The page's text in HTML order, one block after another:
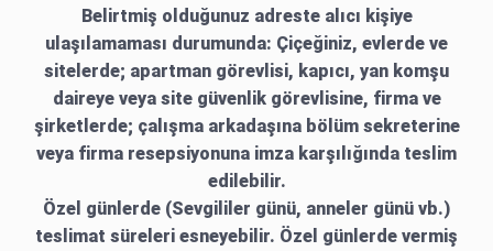
Belirtmiş olduğunuz adreste alıcı kişiye
ulaşılamaması durumunda: Çiçeğiniz, evlerde ve
sitelerde; apartman görevlisi, kapıcı, yan komşu
daireye veya site güvenlik görevlisine, firma ve
şirketlerde; çalışma arkadaşına bölüm sekreterine
veya firma resepsiyonuna imza karşılığında teslim
edilebilir.
Özel günlerde (Sevgililer günü, anneler günü vb.)
teslimat süreleri esneyebilir. Özel günlerde vermiş